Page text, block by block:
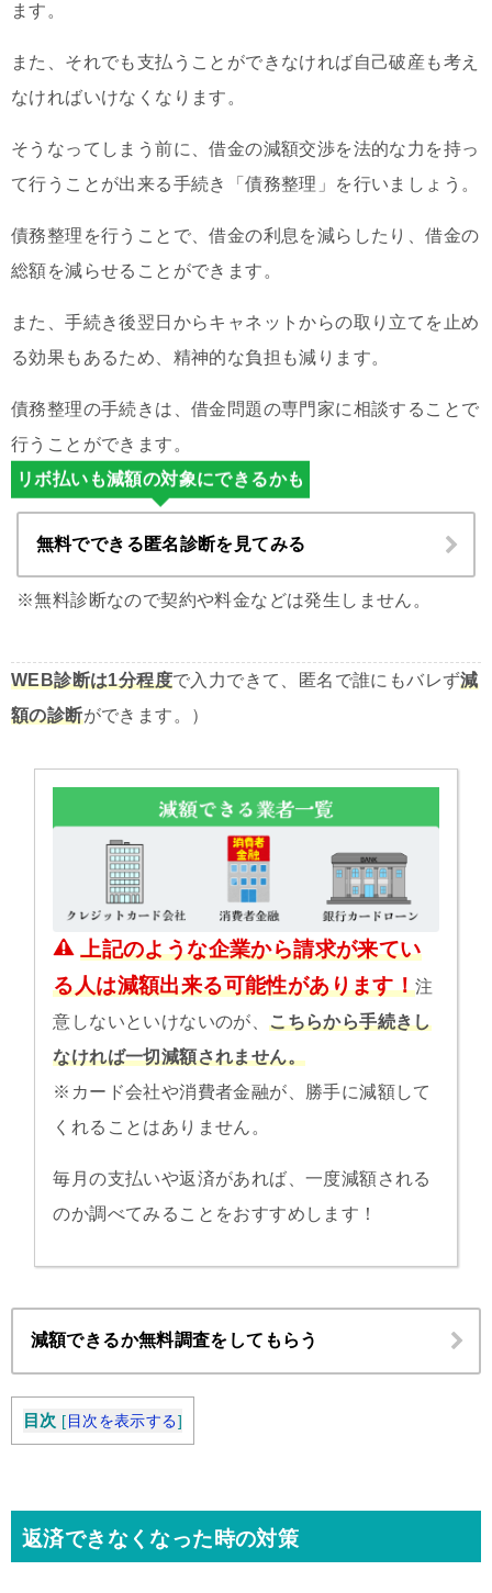
ます。
また、それでも支払うことができなければ自己破産も考え
なければいけなくなります。
そうなってしまう前に、借金の減額交渉を法的な力を持っ
て行うことが出来る手続き「債務整理」を行いましょう。
債務整理を行うことで、借金の利息を減らしたり、借金の
総額を減らせることができます。
また、手続き後翌日からキャネットからの取り立てを止め
る効果もあるため、精神的な負担も減ります。
債務整理の手続きは、借金問題の専門家に相談することで
行うことができます。
リボ払いも減額の対象にできるかも
無料でできる匿名診断を見てみる
※無料診断なので契約や料金などは発生しません。
WEB診断は1分程度で入力できて、匿名で誰にもバレず減
額の診断ができます。）
上記のような企業から請求が来てい
る人は減額出来る可能性があります！注
意しないといけないのが、こちらから手続きし
なければ一切減額されません。
※カード会社や消費者金融が、勝手に減額して
くれることはありません。
毎月の支払いや返済があれば、一度減額される
のか調べてみることをおすすめします！
減額できるか無料調査をしてもらう
目次 [ 目次を表示する]
返済できなくなった時の対策